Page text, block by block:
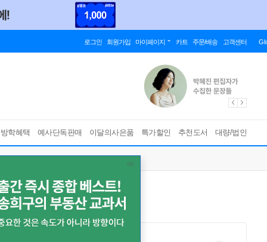
로그인 회원가입 마이페이지 카트 주문/배송 고객센터
학혜택 예사단독판매 이달의사은품 특가할인 추천도서 대량/법인